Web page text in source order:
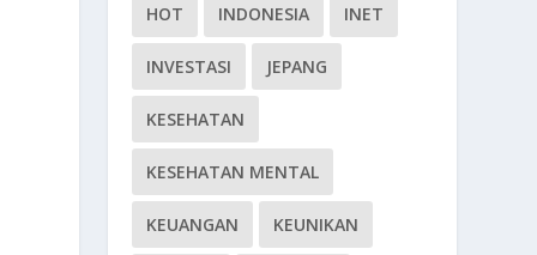
HOT INDONESIA INET
INVESTASI JEPANG
KESEHATAN
KESEHATAN MENTAL
KEUANGAN KEUNIKAN